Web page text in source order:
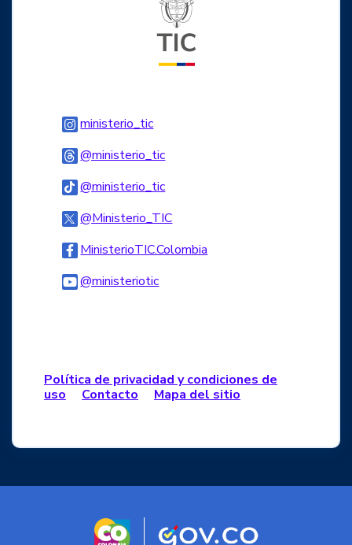
ministerio_ticLogo Instagram
@ministerio_ticLogo Threads
@ministerio_ticLogo Tiktok
@Ministerio_TICLogo Twitter
MinisterioTIC.Colombia
@ministerioticLogo Youtube
Política de privacidad y condiciones de
uso
Contacto Mapa del sitio
Logo marca Colombia